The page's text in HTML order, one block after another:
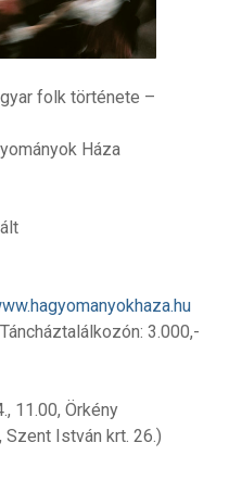
folk története –
Háza
3.000,-
11.00, Örkény
István krt. 26.)